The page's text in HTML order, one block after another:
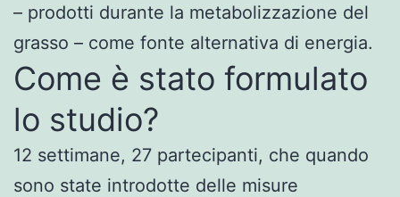
– prodotti durante la metabolizzazione del
grasso – come fonte alternativa di energia.
Come è stato formulato
lo studio?
12 settimane, 27 partecipanti, che quando
sono state introdotte delle misure